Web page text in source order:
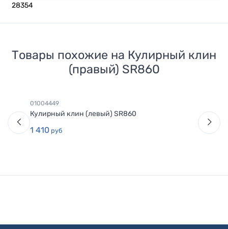
28354
Товары похожие на Кулирный клин
(правый) SR860
01004449
Кулирный клин (левый) SR860
1 410 руб